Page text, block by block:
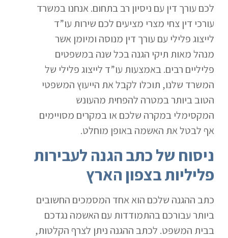
לכם עורך דין עם ניסיון רב בתחום. אנחנו במשרד
עורכי דין צחי מצרי מציעים לכם שירות עו”ד
לייצוג פלילי עם עורך דין מנוסה ומיומן אשר
מנהל מאות תיקי הגנה בכל שנה במשפטים
פליליים רבים. באמצעות עו”ד לייצוג פלילי של
המשרד שלנו, תוכלו לקבל את הייעוץ המשפטי
הטוב ביותר במטרה להפחית מהעונש
המקסימלי במקרה שלכם או במקרים מסויימים
אף לבטל את האשמה באופן מוחלט.
ניסוח של כתב הגנה לעבירות
פליליות בצפון הארץ
כתב ההגנה שלכם הוא אחד המסמכים החשובים
ביותר עבורכם בהתמודדות עם האשמה נגדכם
בבית המשפט. לכתב ההגנה ניתן לצרף הקלטות,